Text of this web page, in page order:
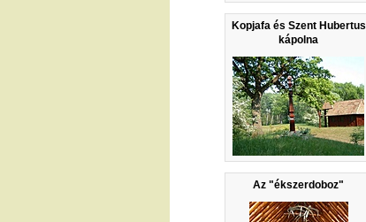
Kopjafa és Szent Hubertus
kápolna
Az "ékszerdoboz"